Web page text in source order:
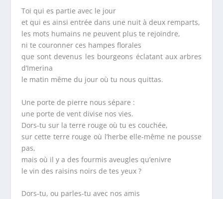
Toi qui es partie avec le jour
et qui es ainsi entrée dans une nuit à deux remparts,
les mots humains ne peuvent plus te rejoindre,
ni te couronner ces hampes florales
que sont devenus les bourgeons éclatant aux arbres
d’Imerina
le matin même du jour où tu nous quittas.
Une porte de pierre nous sépare :
une porte de vent divise nos vies.
Dors-tu sur la terre rouge où tu es couchée,
sur cette terre rouge où l’herbe elle-même ne pousse
pas,
mais où il y a des fourmis aveugles qu’enivre
le vin des raisins noirs de tes yeux ?
Dors-tu, ou parles-tu avec nos amis